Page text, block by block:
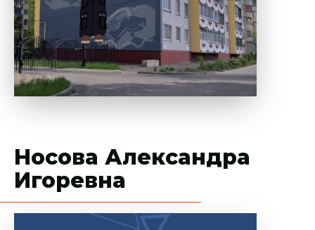
Носова Александра
Игоревна